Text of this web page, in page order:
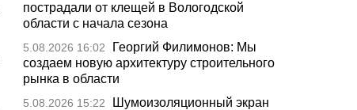
пострадали от клещей в Вологодской
области с начала сезона
5.08.2026 16:02
Георгий Филимонов: Мы
создаем новую архитектуру строительного
рынка в области
5.08.2026 15:22
Шумоизоляционный экран